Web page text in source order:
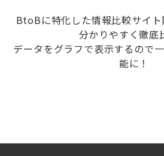
BtoBに特化した情報比較サイ
分かりやすく徹底
データをグラフで表示するので
能に！